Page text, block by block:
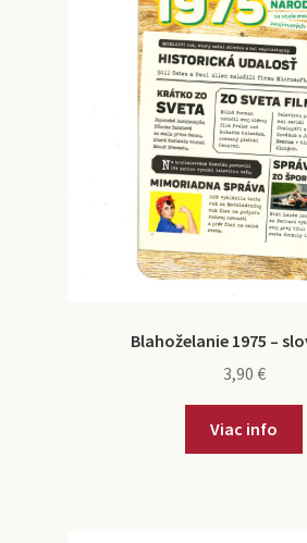
Blahoželanie 1975 –
3,90 €
Viac info